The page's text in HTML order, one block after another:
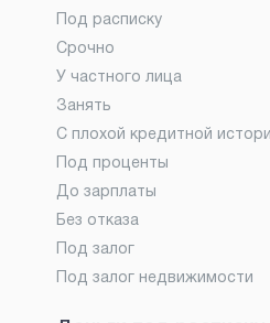
Под расписку
Срочно
У частного лица
Занять
С плохой кредитной
Под проценты
До зарплаты
Без отказа
Под залог
Под залог недвижимости